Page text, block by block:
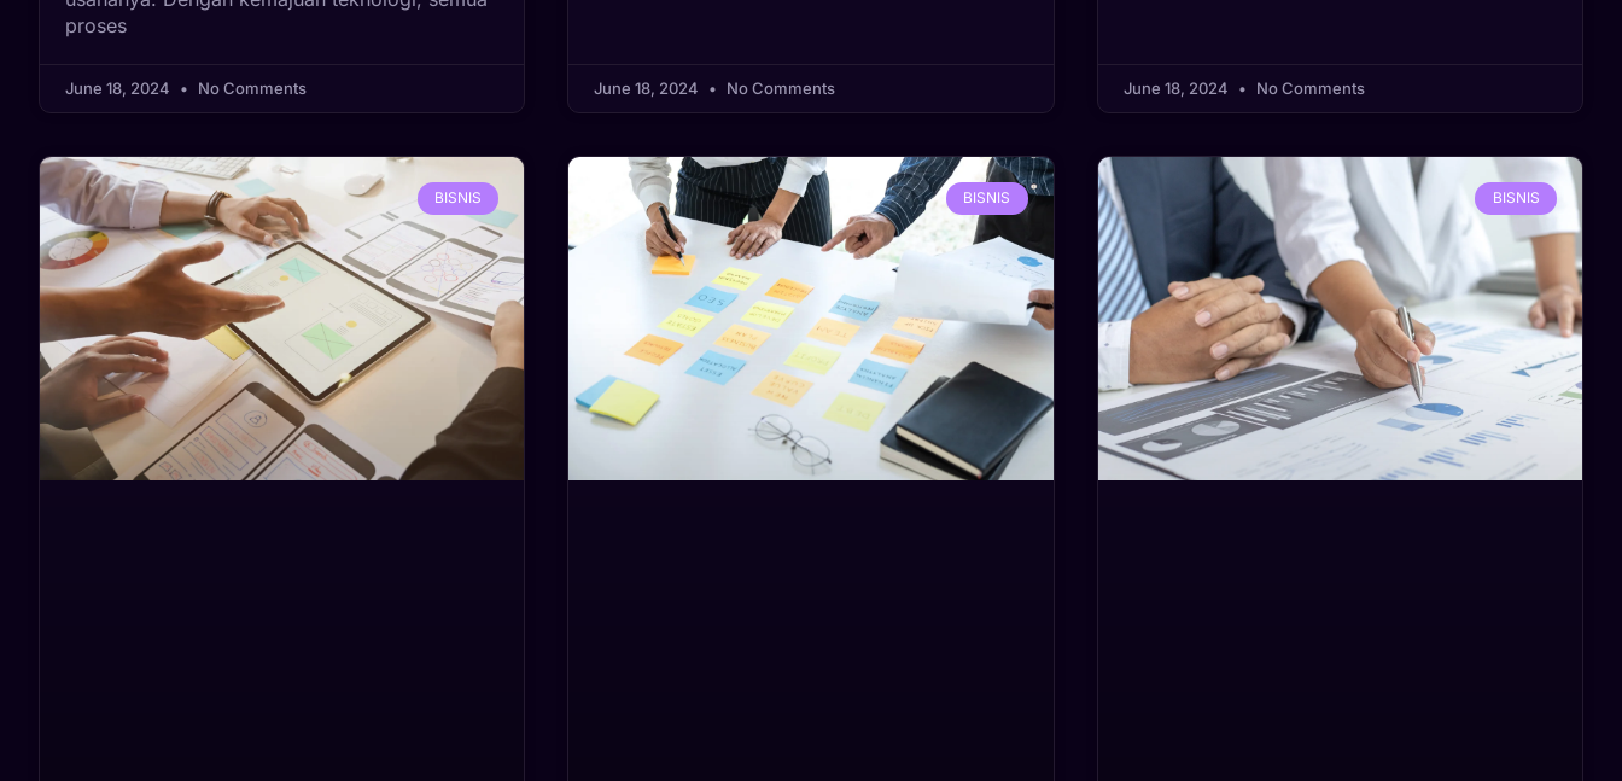
proses
June 18, 2024 No Comments June 18, 2024 No Comments June 18, 2024 No Comments
BISNIS BISNIS BISNIS